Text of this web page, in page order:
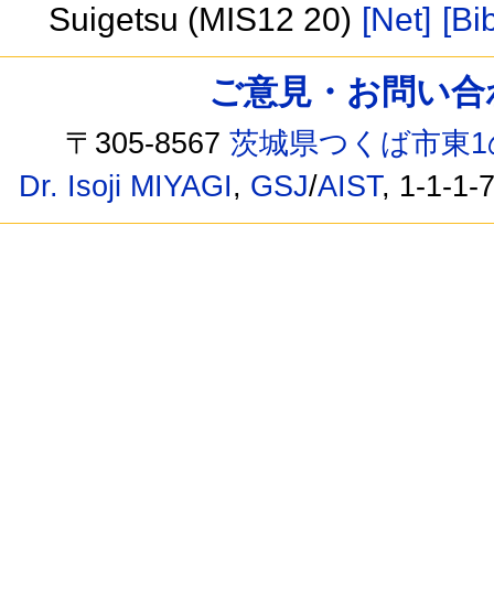
Suigetsu (MIS12 20) [Net]
ご意見・お問い
〒305-8567茨城県つくば市東
Dr. Isoji MIYAGI, GSJ/AIST, 1-1-1-